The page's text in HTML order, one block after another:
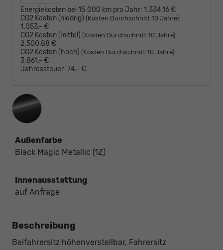
Energiekosten bei 15.000 km pro Jahr: 1.334,16 €
CO2 Kosten (niedrig) (Kosten Durchschnitt 10 Jahre):
1.053,- €
CO2 Kosten (mittel) (Kosten Durchschnitt 10 Jahre):
2.500,88 €
CO2 Kosten (hoch) (Kosten Durchschnitt 10 Jahre):
3.861,- €
Jahressteuer: 74,- €
Außenfarbe
Black Magic Metallic (1Z)
Innenausstattung
auf Anfrage
Beschreibung
Beifahrersitz höhenverstellbar, Fahrersitz